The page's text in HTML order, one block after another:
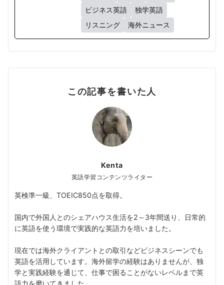
ビジネス英語
独学英語
リスニング
海外ニュース
この記事を書いた人
Kenta
英語学習コンテンツライター
英検準一級、TOEIC850点を取得。
国内で外国人とのシェアハウス生活を2～3年間送り、日常的
に英語を使う環境で実践的な英語力を培いました。
現在では海外クライアントとの取引などビジネスシーンでも
英語を活用しています。海外留学の経験はありませんが、独
学と実践経験を通じて、仕事で困ることがないレベルまで英